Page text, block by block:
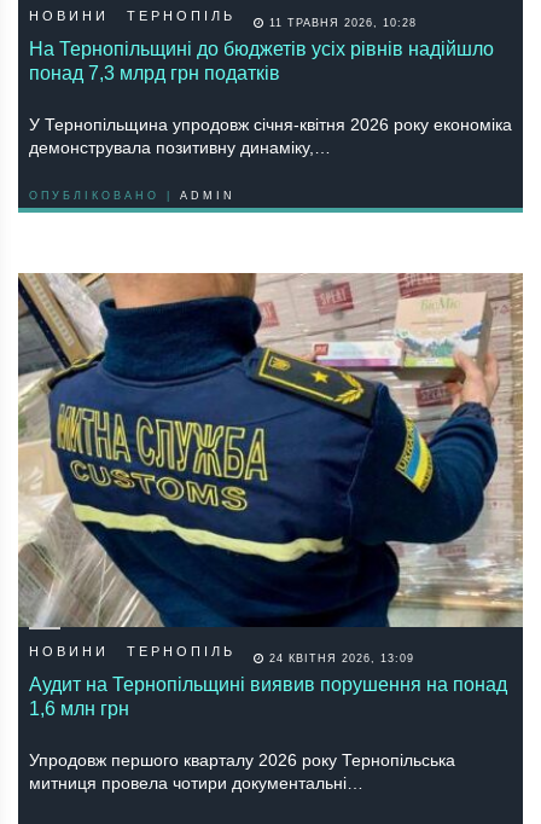
НОВИНИ ТЕРНОПІЛЬ 11 ТРАВНЯ 2026, 10:28
На Тернопільщині до бюджетів усіх рівнів надійшло
понад 7,3 млрд грн податків
У Тернопільщина упродовж січня-квітня 2026 року економіка
демонструвала позитивну динаміку,…
ОПУБЛІКОВАНО | ADMIN
НОВИНИ ТЕРНОПІЛЬ 24 КВІТНЯ 2026, 13:09
Аудит на Тернопільщині виявив порушення на понад
1,6 млн грн
Упродовж першого кварталу 2026 року Тернопільська
митниця провела чотири документальні…